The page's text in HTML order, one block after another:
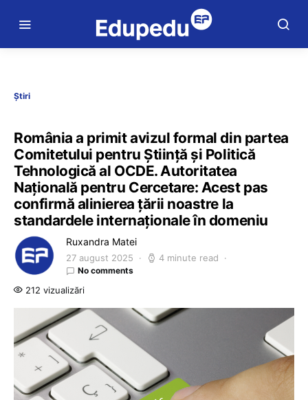
Știri
România a primit avizul formal din partea
Comitetului pentru Știință și Politică
Tehnologică al OCDE. Autoritatea
Națională pentru Cercetare: Acest pas
confirmă alinierea țării noastre la
standardele internaționale în domeniu
Ruxandra Matei
27 august 2025 4 minute read
No comments
212 vizualizări